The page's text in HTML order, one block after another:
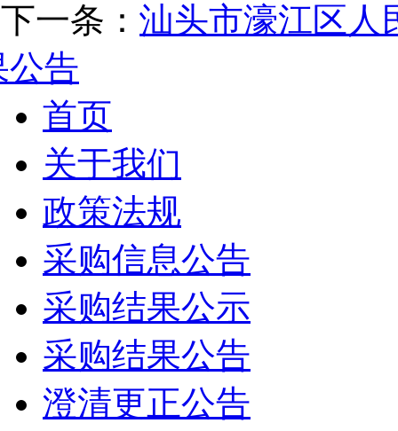
下一条： 汕头市濠江区人
公告
首页
关于我们
政策法规
采购信息公告
采购结果公示
采购结果公告
澄清更正公告